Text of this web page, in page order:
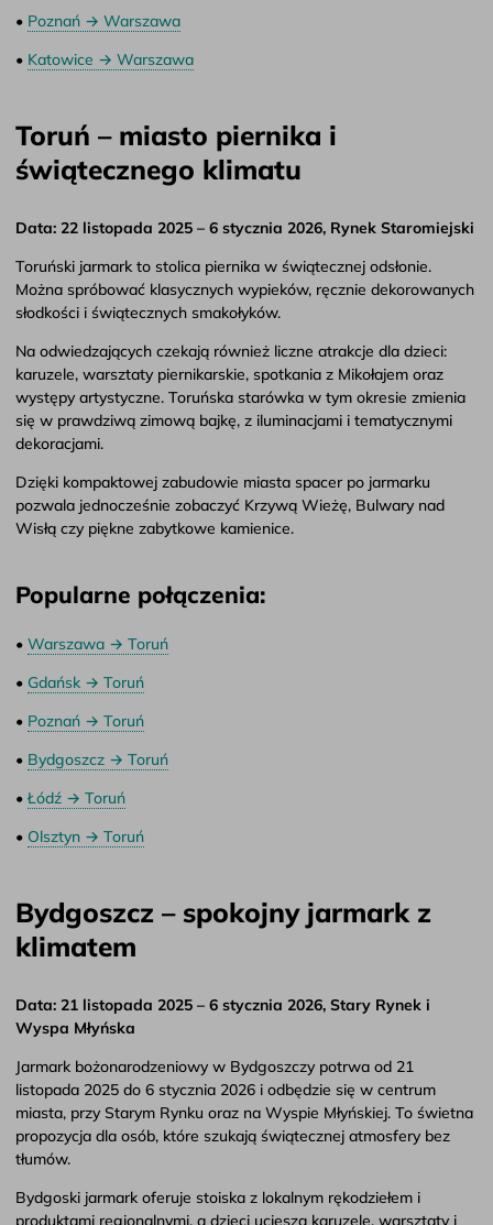
• Poznań → Warszawa
• Katowice → Warszawa
Toruń – miasto piernika i
świątecznego klimatu
Data: 22 listopada 2025 – 6 stycznia 2026, Rynek Staromiejski
Toruński jarmark to stolica piernika w świątecznej odsłonie.
Można spróbować klasycznych wypieków, ręcznie dekorowanych
słodkości i świątecznych smakołyków.
Na odwiedzających czekają również liczne atrakcje dla dzieci:
karuzele, warsztaty piernikarskie, spotkania z Mikołajem oraz
występy artystyczne. Toruńska starówka w tym okresie zmienia
się w prawdziwą zimową bajkę, z iluminacjami i tematycznymi
dekoracjami.
Dzięki kompaktowej zabudowie miasta spacer po jarmarku
pozwala jednocześnie zobaczyć Krzywą Wieżę, Bulwary nad
Wisłą czy piękne zabytkowe kamienice.
Popularne połączenia:
• Warszawa → Toruń
• Gdańsk → Toruń
• Poznań → Toruń
• Bydgoszcz → Toruń
• Łódź → Toruń
• Olsztyn → Toruń
Bydgoszcz – spokojny jarmark z
klimatem
Data: 21 listopada 2025 – 6 stycznia 2026, Stary Rynek i
Wyspa Młyńska
Jarmark bożonarodzeniowy w Bydgoszczy potrwa od 21
listopada 2025 do 6 stycznia 2026 i odbędzie się w centrum
miasta, przy Starym Rynku oraz na Wyspie Młyńskiej. To świetna
propozycja dla osób, które szukają świątecznej atmosfery bez
tłumów.
Bydgoski jarmark oferuje stoiska z lokalnym rękodziełem i
produktami regionalnymi, a dzieci ucieszą karuzele, warsztaty i